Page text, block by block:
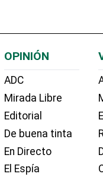
OPINIÓN
ADC
Mirada Libre
Editorial
De buena tinta
En Directo
El Espía